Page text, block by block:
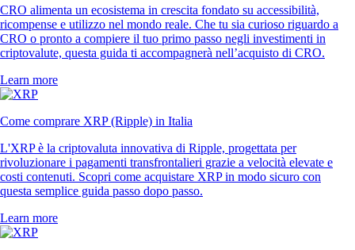
CRO alimenta un ecosistema in crescita fondato su accessibilità,
ricompense e utilizzo nel mondo reale. Che tu sia curioso riguardo a
CRO o pronto a compiere il tuo primo passo negli investimenti in
criptovalute, questa guida ti accompagnerà nell’acquisto di CRO.
Learn more
Come comprare XRP (Ripple) in Italia
L'XRP è la criptovaluta innovativa di Ripple, progettata per
rivoluzionare i pagamenti transfrontalieri grazie a velocità elevate e
costi contenuti. Scopri come acquistare XRP in modo sicuro con
questa semplice guida passo dopo passo.
Learn more